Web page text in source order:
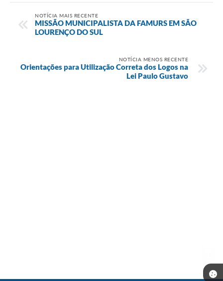
NOTÍCIA MAIS RECENTE
MISSÃO MUNICIPALISTA DA FAMURS EM SÃO
LOURENÇO DO SUL
NOTÍCIA MENOS RECENTE
Orientações para Utilização Correta dos Logos na
Lei Paulo Gustavo